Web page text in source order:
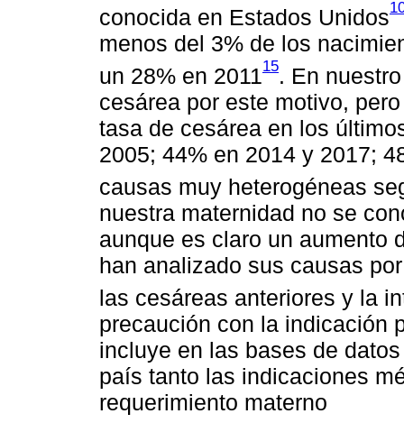
conocida en Estados Unidos
menos del 3% de los
un 28% en 201115. En
cesárea por este motivo,
tasa de cesárea en los
2005; 44% en 2014 y 2017;
causas muy heterogéneas
nuestra maternidad no se
aunque es claro un aumento
han analizado sus causas
las cesáreas anteriores y la
precaución con la indicación
incluye en las bases de
país tanto las indicaciones
requerimiento materno